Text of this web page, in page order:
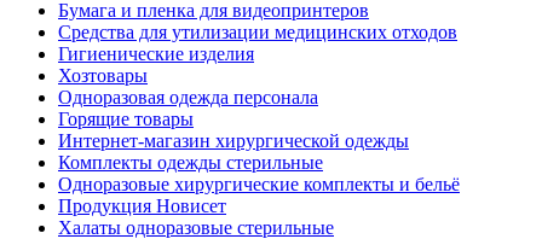
Бумага и пленка для видеопринтеров
Средства для утилизации медицинских отходов
Гигиенические изделия
Хозтовары
Одноразовая одежда персонала
Горящие товары
Интернет-магазин хирургической одежды
Комплекты одежды стерильные
Одноразовые хирургические комплекты и бельё
Продукция Новисет
Халаты одноразовые стерильные